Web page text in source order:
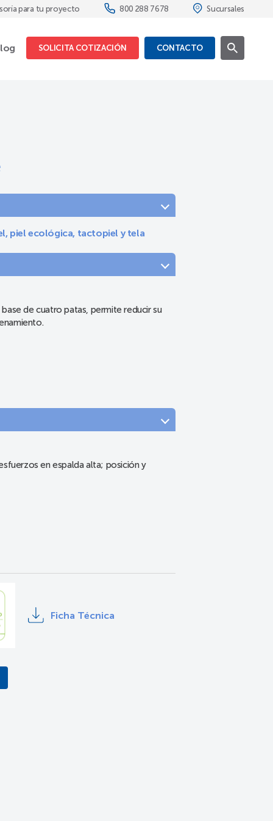
para tu proyecto 800 288 7678 Sucursales
SOLICITA COTIZACIÓN CONTACTO
piel ecológica, tactopiel y tela
de cuatro patas, permite reducir su
en espalda alta; posición y
Ficha Técnica